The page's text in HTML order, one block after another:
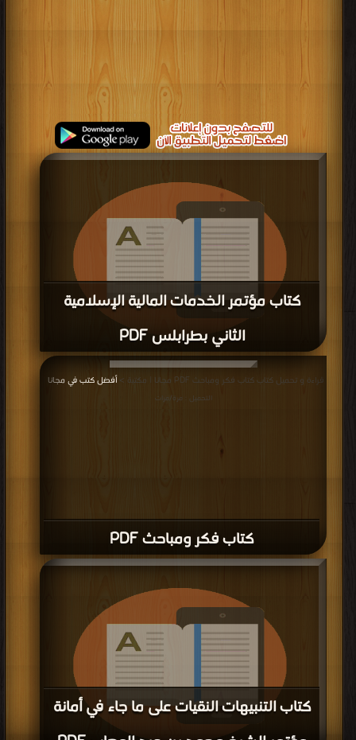
كتاب مؤتمر الخدمات المالية الإسلامية
الثاني بطرابلس PDF
مجانا | مكتبة >أفضل كتب في اكبر موقع| التحميل : مرة/مرات
كتاب فكر ومباحث PDF
قراءة و تحميل كتاب كتاب فكر ومباحث PDF مجانا | مكتبة > أفضل كتب في مجانا
التحميل : مرة/مرات
كتاب التنبيهات النقيات على ما جاء في أمانة